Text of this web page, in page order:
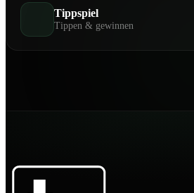
Tippspiel
Tippen & gewinnen